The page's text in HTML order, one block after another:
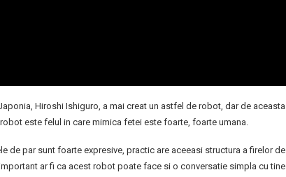
Hiroshi Ishiguro, a mai creat un astfel de robot, dar de aceasta
este felul in care mimica fetei este foarte, foarte umana.
de par sunt foarte expresive, practic are aceeasi structura a firelor de
ar fi ca acest robot poate face si o conversatie simpla cu tine.